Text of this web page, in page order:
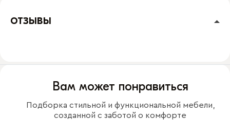
ОТЗЫВЫ
Вам может понравиться
Подборка стильной и функциональной мебели,
созданной с заботой о комфорте